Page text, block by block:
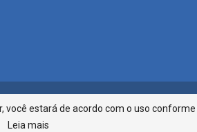
Infonet - Rua Monsenhor Silveira 276,
estará de acordo com o uso
Leia mais